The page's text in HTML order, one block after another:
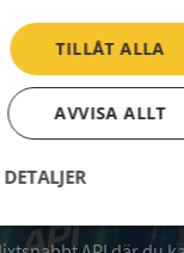
i
TILLÅT ALLA
AVVISA ALLT
Prestanda